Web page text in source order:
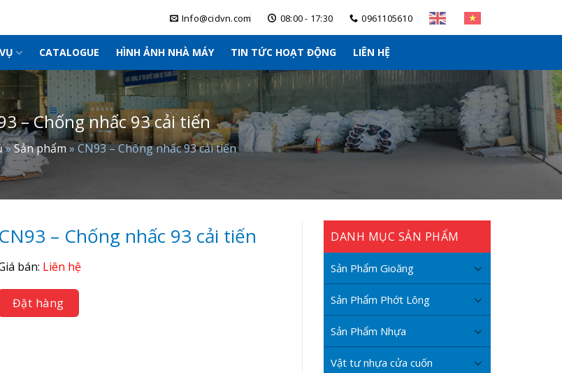
Info@cidvn.com 08:00 - 17:30 0961105610
CATALOGUE HÌNH ẢNH NHÀ MÁY TIN TỨC HOẠT ĐỘNG LIÊN HỆ
– Chống nhấc 93 cải tiến
»Sản phẩm » CN93 – Chống nhấc 93 cải tiến
CN93 – Chống nhấc 93 cải tiến
bán: Liên hệ
Đặt hàng
DANH MỤC SẢN PHẨM
Sản Phẩm Gioăng
Sản Phẩm Phớt Lông
Sản Phẩm Nhựa
Vật tư nhựa cửa cuốn